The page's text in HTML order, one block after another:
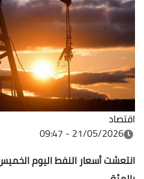
اقتصاد
21/05/2026 - 09:47